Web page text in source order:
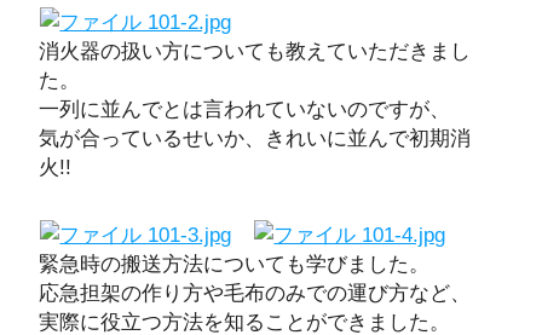
消火器の扱い方についても教えていただきまし
た。
一列に並んでとは言われていないのですが、
気が合っているせいか、きれいに並んで初期消
火!!
緊急時の搬送方法についても学びました。
応急担架の作り方や毛布のみでの運び方など、
実際に役立つ方法を知ることができました。